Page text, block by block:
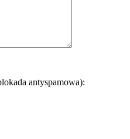
antyspamowa):